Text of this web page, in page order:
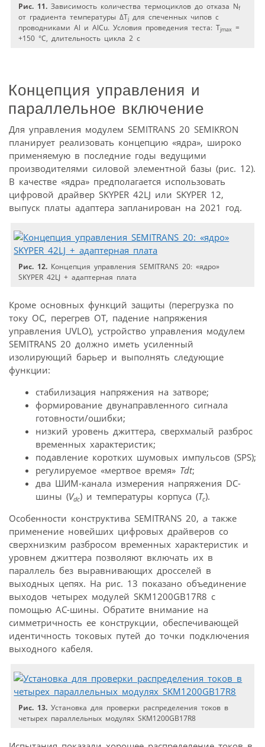
Рис. 11. Зависимость количества термоциклов до отказа Nf
от градиента температуры ∆Tj для спеченных чипов с
проводниками Al и AlCu. Условия проведения теста: Tjmax =
+150 °C, длительность цикла 2 с
Концепция управления и
параллельное включение
Для управления модулем SEMITRANS 20 SEMIKRON
планирует реализовать концепцию «ядра», широко
применяемую в последние годы ведущими
производителями силовой элементной базы (рис. 12).
В качестве «ядра» предполагается использовать
цифровой драйвер SKYPER 42LJ или SKYPER 12,
выпуск платы адаптера запланирован на 2021 год.
Рис. 12. Концепция управления SEMITRANS 20: «ядро»
SKYPER 42LJ + адаптерная плата
Кроме основных функций защиты (перегрузка по
току ОС, перегрев ОТ, падение напряжения
управления UVLO), устройство управления модулем
SEMITRANS 20 должно иметь усиленный
изолирующий барьер и выполнять следующие
функции:
стабилизация напряжения на затворе;
формирование двунаправленного сигнала
готовности/ошибки;
низкий уровень джиттера, сверхмалый разброс
временных характеристик;
подавление коротких шумовых импульсов (SPS);
регулируемое «мертвое время» Tdt;
два ШИМ-канала измерения напряжения DC-
шины (Vdc) и температуры корпуса (Тс).
Особенности конструктива SEMITRANS 20, а также
применение новейших цифровых драйверов со
сверхнизким разбросом временных характеристик и
уровнем джиттера позволяют включать их в
параллель без выравнивающих дросселей в
выходных цепях. На рис. 13 показано объединение
выходов четырех модулей SKM1200GB17R8 с
помощью АС-шины. Обратите внимание на
симметричность ее конструкции, обеспечивающей
идентичность токовых путей до точки подключения
выходного кабеля.
Рис. 13. Установка для проверки распределения токов в
четырех параллельных модулях SKM1200GB17R8